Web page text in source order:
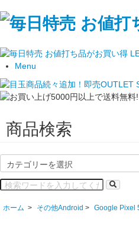
Menu
商品検索
ホーム > その他Android > Google Pixel